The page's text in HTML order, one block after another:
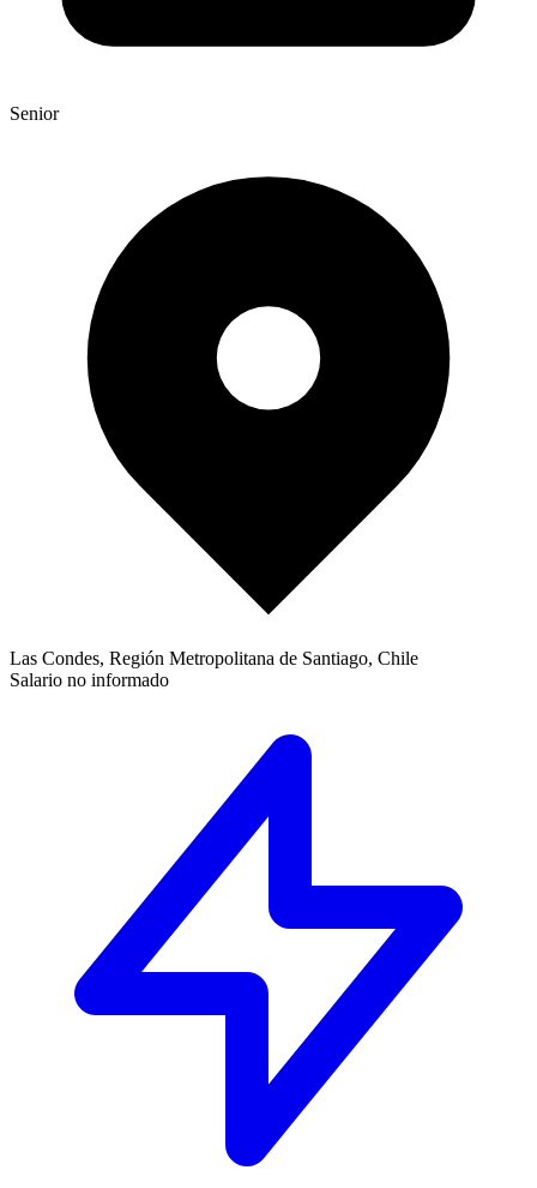
Senior
Las Condes, Región Metropolitana de Santiago, Chile
Salario no informado